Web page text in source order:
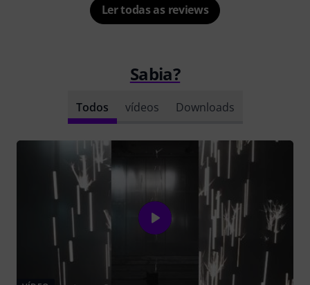
Ler todas as reviews
Sabia?
Todos vídeos Downloads